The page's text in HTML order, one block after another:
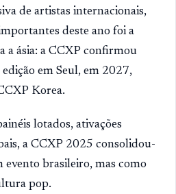
de artistas internacionais,
deste ano foi a
a ásia: a CCXP confirmou
em Seul, em 2027,
Korea.
lotados, ativações
a CCXP 2025 consolidou-
evento brasileiro, mas como
pop.